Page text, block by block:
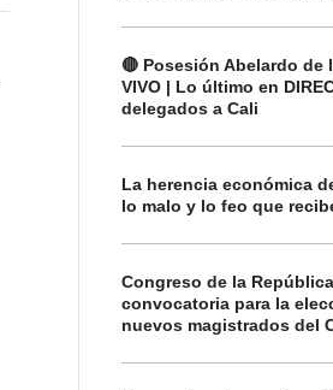
🔴 Posesión Abelardo de
VIVO | Lo último en
delegados a Cali
La herencia económica
lo malo y lo feo que
Congreso de la
convocatoria para la
nuevos magistrados del